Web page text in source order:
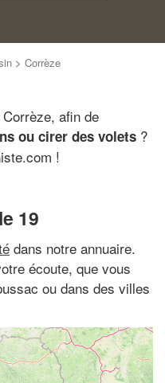
> Corrèze
afin de
ou cirer des volets ?
!
19
dans notre annuaire.
écoute, que vous
ou dans des villes